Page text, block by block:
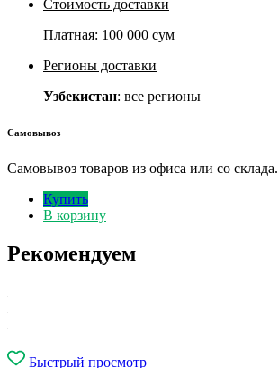
Стоимость доставки
Платная: 100 000 сум
Регионы доставки
Узбекистан: все регионы
Самовывоз
Самовывоз товаров из офиса или со склада.
Купить
В корзину
Рекомендуем
Быстрый просмотр